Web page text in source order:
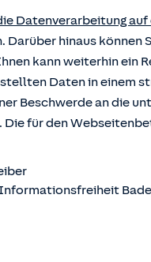
Datenverarbeitung auf
hinaus
kann weiterhin ein
Daten in einem
Beschwerde an die
für den